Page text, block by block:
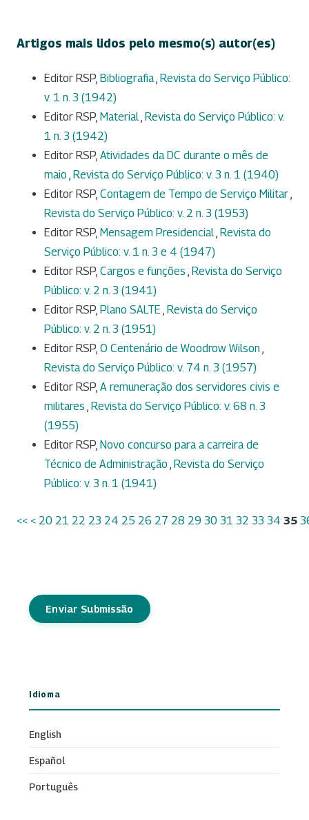
Artigos mais lidos pelo mesmo(s) autor(es)
Editor RSP, Bibliografia, Revista do Serviço Público:
v. 1 n. 3 (1942)
Editor RSP, Material, Revista do Serviço Público: v.
1 n. 3 (1942)
Editor RSP, Atividades da DC durante o mês de
maio , Revista do Serviço Público: v. 3 n. 1 (1940)
Editor RSP, Contagem de Tempo de Serviço Militar,
Revista do Serviço Público: v. 2 n. 3 (1953)
Editor RSP, Mensagem Presidencial, Revista do
Serviço Público: v. 1 n. 3 e 4 (1947)
Editor RSP, Cargos e funções , Revista do Serviço
Público: v. 2 n. 3 (1941)
Editor RSP, Plano SALTE , Revista do Serviço
Público: v. 2 n. 3 (1951)
Editor RSP, O Centenário de Woodrow Wilson ,
Revista do Serviço Público: v. 74 n. 3 (1957)
Editor RSP, A remuneração dos servidores civis e
militares , Revista do Serviço Público: v. 68 n. 3
(1955)
Editor RSP, Novo concurso para a carreira de
Técnico de Administração , Revista do Serviço
Público: v. 3 n. 1 (1941)
<< < 20 21 22 23 24 25 26 27 28 29 30 31 32 33 34 35
Enviar Submissão
Idioma
English
Español
Português